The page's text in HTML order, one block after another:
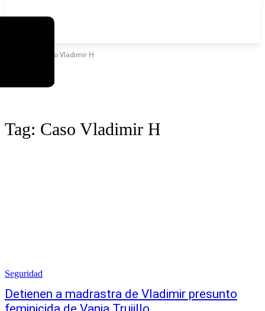
Caso Vladimir H
Tag: Caso Vladimir H
Seguridad
Detienen a madrastra de Vladimir presunto